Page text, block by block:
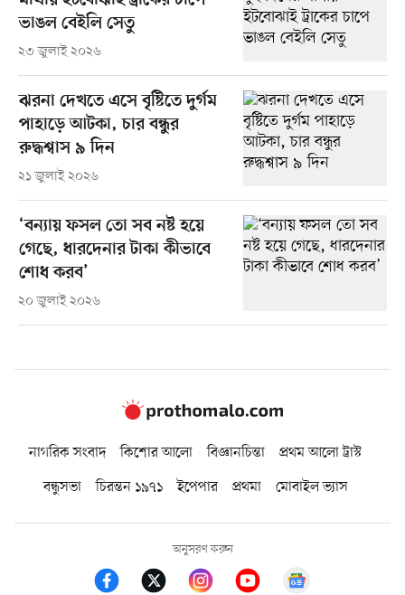
ভাঙল বেইলি সেতু
২৩ জুলাই ২০২৬
ঝরনা দেখতে এসে বৃষ্টিতে দুর্গম
পাহাড়ে আটকা, চার বন্ধুর
রুদ্ধশ্বাস ৯ দিন
২১ জুলাই ২০২৬
‘বন্যায় ফসল তো সব নষ্ট হয়ে
গেছে, ধারদেনার টাকা কীভাবে
শোধ করব’
২০ জুলাই ২০২৬
নাগরিক সংবাদ কিশোর আলো বিজ্ঞানচিন্তা
প্রথম আলো ট্রাস্ট
বন্ধুসভা
চিরন্তন ১৯৭১ ইপেপার প্রথমা মোবাইল ভ্যাস
অনুসরণ করুন